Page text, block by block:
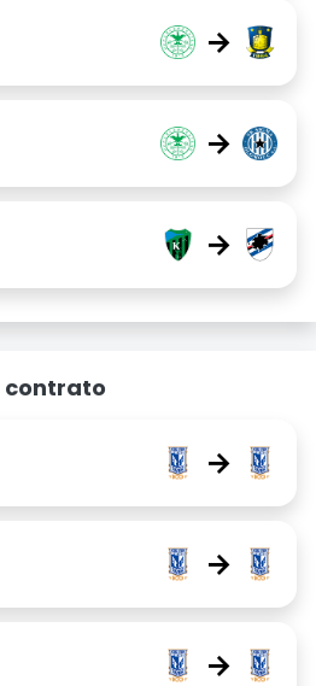
→
→
→
contrato
→
→
→